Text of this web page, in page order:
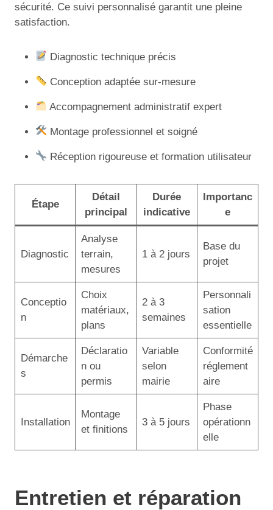
sécurité. Ce suivi personnalisé garantit une pleine
satisfaction.
Diagnostic technique précis
Conception adaptée sur-mesure
Accompagnement administratif expert
Montage professionnel et soigné
Réception rigoureuse et formation utilisateur
Étape
Détail
principal
Durée
indicative
Importanc
e
Diagnostic
Analyse
terrain,
mesures
1 à 2 jours
Base du
projet
Conceptio
n
Choix
matériaux,
plans
2 à 3
semaines
Personnali
sation
essentielle
Démarche
s
Déclaratio
n ou
permis
Variable
selon
mairie
Conformité
réglement
aire
Installation
Montage
et finitions
3 à 5 jours
Phase
opérationn
elle
Entretien et réparation